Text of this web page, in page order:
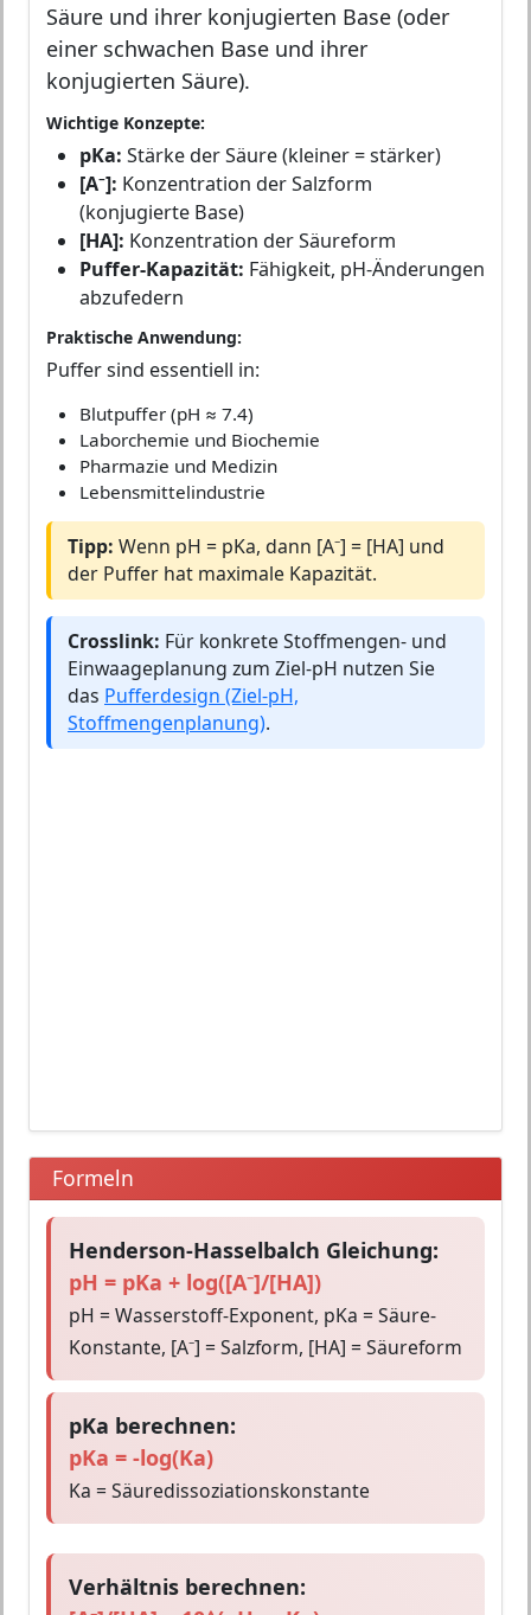
Säure und ihrer konjugierten Base (oder
einer schwachen Base und ihrer
konjugierten Säure).
Wichtige Konzepte:
pKa: Stärke der Säure (kleiner = stärker)
[A⁻]: Konzentration der Salzform
(konjugierte Base)
[HA]: Konzentration der Säureform
Puffer-Kapazität: Fähigkeit, pH-Änderungen
abzufedern
Praktische Anwendung:
Puffer sind essentiell in:
Blutpuffer (pH ≈ 7.4)
Laborchemie und Biochemie
Pharmazie und Medizin
Lebensmittelindustrie
Tipp: Wenn pH = pKa, dann [A⁻] = [HA] und
der Puffer hat maximale Kapazität.
Crosslink: Für konkrete Stoffmengen- und
Einwaageplanung zum Ziel-pH nutzen Sie
das Pufferdesign (Ziel-pH,
Stoffmengenplanung).
Formeln
Henderson-Hasselbalch Gleichung:
pH = pKa + log([A⁻]/[HA])
pH = Wasserstoff-Exponent, pKa = Säure-
Konstante, [A⁻] = Salzform, [HA] = Säureform
pKa berechnen:
pKa = -log(Ka)
Ka = Säuredissoziationskonstante
Verhältnis berechnen: